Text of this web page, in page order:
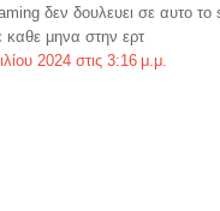
δεν δουλευει σε αυτο
καθε μηνα στην ερτ
2024 στις 3:16 μ.μ.